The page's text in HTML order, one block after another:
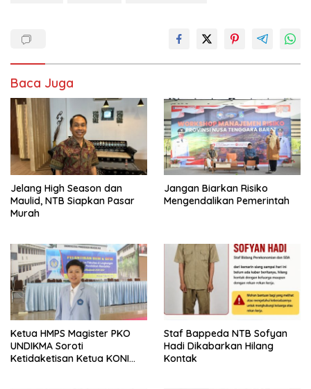
Baca Juga
Jelang High Season dan
Maulid, NTB Siapkan Pasar
Murah
Jangan Biarkan Risiko
Mengendalikan Pemerintah
Ketua HMPS Magister PKO
UNDIKMA Soroti
Ketidaketisan Ketua KONI
Staf Bappeda NTB Sofyan
Hadi Dikabarkan Hilang
Kontak